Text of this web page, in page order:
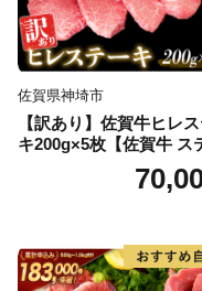
佐賀県神埼市
【訳あり】佐賀牛ヒレ
キ200g×5枚【佐賀牛 ス
キ ブランド肉 ヒレ肉 フ
肉 ジューシー ヘルシー